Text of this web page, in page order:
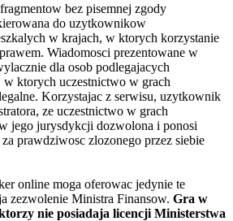
bez pisemnej zgody
do uzytkownikow
w krajach, w ktorych korzystanie
Wiadomosci prezentowane w
dla osob podlegajacych
ktorych uczestnictwo w grach
Korzystajac z serwisu, uzytkownik
ze uczestnictwo w grach
jego jurysdykcji dozwolona i ponosi
prawdziwosc zlozonego przez siebie
online moga oferowac jedynie te
zezwolenie Ministra Finansow. Gra w
nie posiadaja licencji Ministerstwa